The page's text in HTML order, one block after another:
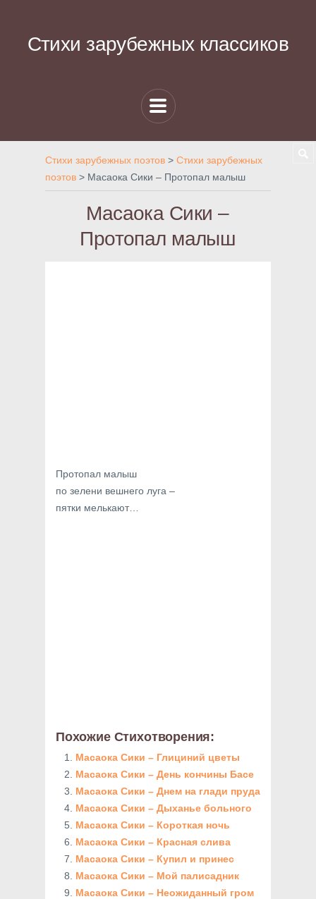
Стихи зарубежных классиков
Стихи зарубежных поэтов > Стихи зарубежных
поэтов > Масаока Сики – Протопал малыш
Масаока Сики –
Протопал малыш
Протопал малыш
по зелени вешнего луга –
пятки мелькают…
Похожие Стихотворения:
Масаока Сики – Глициний цветы
Масаока Сики – День кончины Басе
Масаока Сики – Днем на глади пруда
Масаока Сики – Дыханье больного
Масаока Сики – Короткая ночь
Масаока Сики – Красная слива
Масаока Сики – Купил и принес
Масаока Сики – Мой палисадник
Масаока Сики – Неожиданный гром